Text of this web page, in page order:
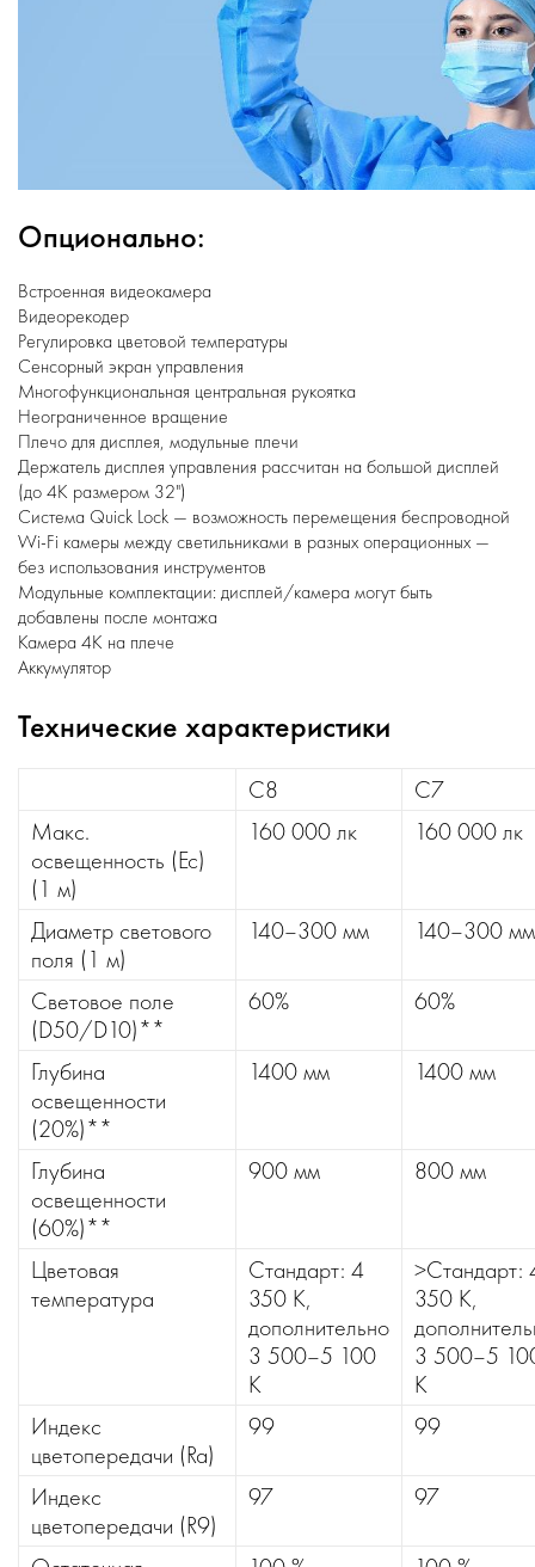
Опционально:
Встроенная видеокамера
Видеорекодер
Регулировка цветовой температуры
Сенсорный экран управления
Многофункциональная центральная рукоятка
Неограниченное вращение
Плечо для дисплея, модульные плечи
Держатель дисплея управления рассчитан на большой дисплей
(до 4K размером 32")
Система Quick Lock — возможность перемещения беспроводной
Wi-Fi камеры между светильниками в разных операционных —
без использования инструментов
Модульные комплектации: дисплей/камера могут быть
добавлены после монтажа
Камера 4K на плече
Аккумулятор
Технические характеристики
C8
C7
Макс.
освещенность (Ec)
(1 м)
160 000 лк 160 000 лк
Диаметр светового
поля (1 м)
140–300 мм 140–300 мм
Световое поле
(D50/D10)**
60% 60%
Глубина
освещенности
(20%)**
1400 мм 1400 мм
Глубина
освещенности
(60%)**
900 мм 800 мм
Цветовая
температура
Стандарт: 4
350 К,
дополнительно
3 500–5 100
K
>Стандарт:
350 К,
3 500–5
K
Индекс
цветопередачи (Ra)
99 99
Индекс
цветопередачи (R9)
97 97